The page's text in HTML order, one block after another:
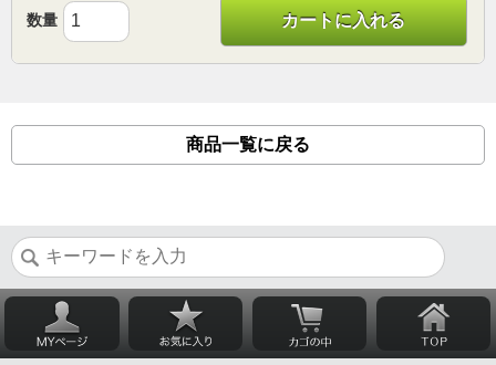
数量 カートに入れる
商品一覧に戻る